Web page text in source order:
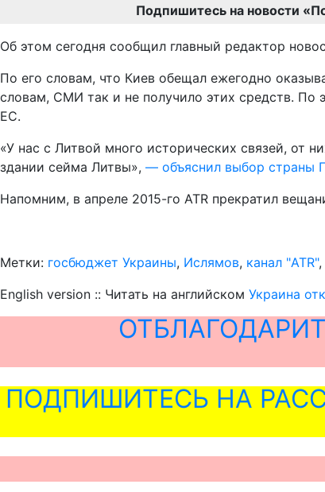
Подпишитесь на новости
Об этом сегодня сообщил главный редактор
По его словам, что Киев обещал ежегодно
словам, СМИ так и не получило этих средств. По
ЕС.
«У нас с Литвой много исторических связей, от
здании сейма Литвы», — объяснил выбор страны
Напомним, в апреле 2015-го ATR прекратил
Метки: госбюджет Украины, Ислямов, канал "ATR",
English version :: Читать на английском Украина
ПОДПИШИТЕСЬ НА